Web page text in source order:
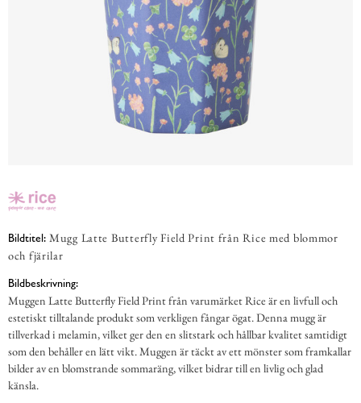
Bildtitel: Mugg Latte Butterfly Field Print från Rice med blommor
och fjärilar
Bildbeskrivning:
Muggen Latte Butterfly Field Print från varumärket Rice är en livfull och
estetiskt tilltalande produkt som verkligen fångar ögat. Denna mugg är
tillverkad i melamin, vilket ger den en slitstark och hållbar kvalitet samtidigt
som den behåller en lätt vikt. Muggen är täckt av ett mönster som framkallar
bilder av en blomstrande sommaräng, vilket bidrar till en livlig och glad
känsla.